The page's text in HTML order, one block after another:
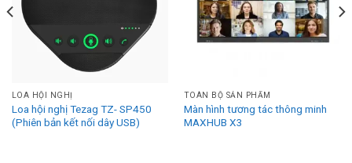
LOA HỘI NGHỊ
Loa hội nghị Tezag TZ- SP450
(Phiên bản kết nối dây USB)
TOÀN BỘ SẢN PHẨM
Màn hình tương tác thông minh
MAXHUB X3